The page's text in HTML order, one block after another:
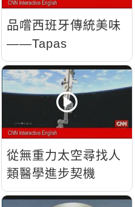
品嚐西班牙傳統美味
——Tapas
從無重力太空尋找人
類醫學進步契機